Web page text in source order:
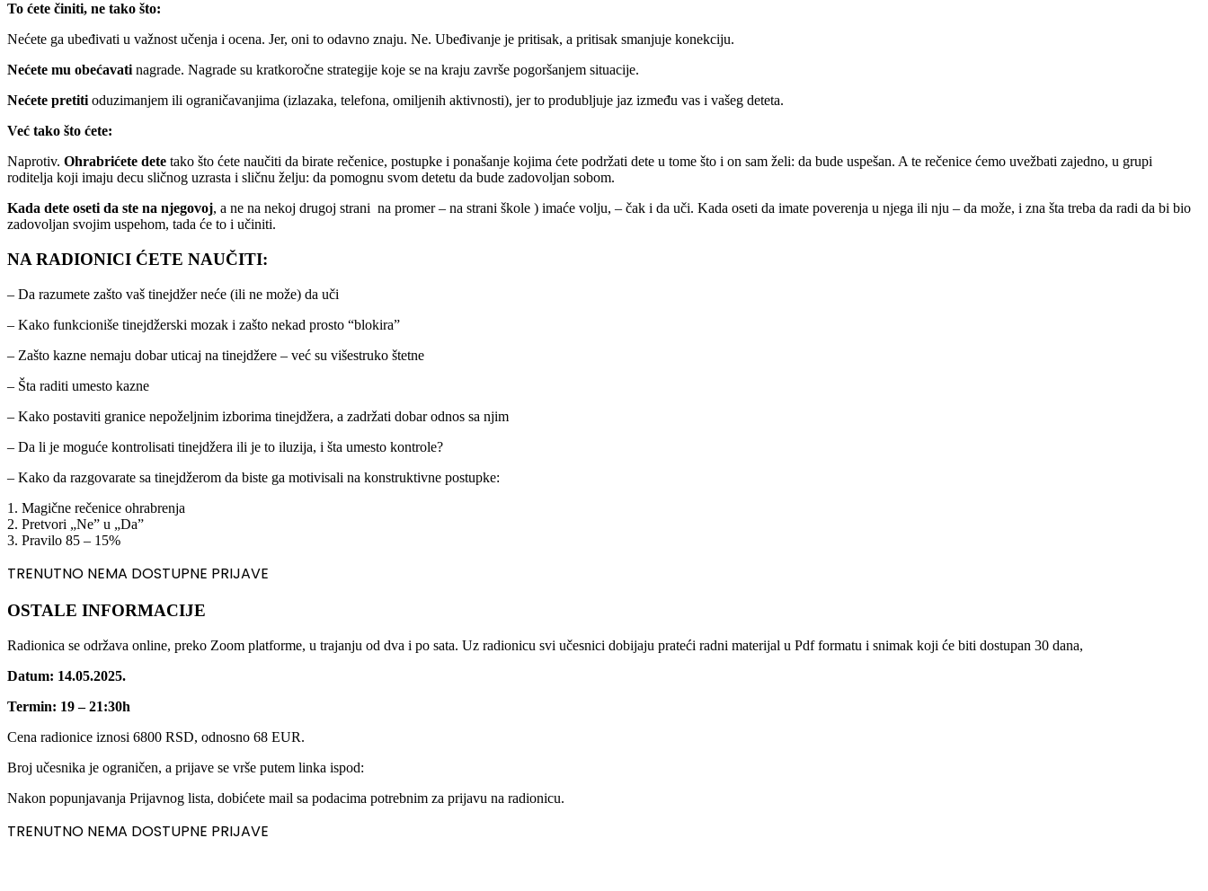
To ćete činiti, ne tako što:
Nećete ga ubeđivati u važnost učenja i ocena. Jer, oni to odavno znaju. Ne. Ubeđivanje je pritisak, a pritisak smanjuje konekciju.
Nećete mu obećavati nagrade. Nagrade su kratkoročne strategije koje se na kraju završe pogoršanjem situacije.
Nećete pretiti oduzimanjem ili ograničavanjima (izlazaka, telefona, omiljenih aktivnosti), jer to produbljuje jaz između vas i vašeg deteta.
Već tako što ćete:
Naprotiv. Ohrabrićete dete tako što ćete naučiti da birate rečenice, postupke i ponašanje kojima ćete podržati dete u tome što i on sam želi: da bude uspešan. A te rečenice ćemo uvežbati zajedno, u grupi
roditelja koji imaju decu sličnog uzrasta i sličnu želju: da pomognu svom detetu da bude zadovoljan sobom.
Kada dete oseti da ste na njegovoj, a ne na nekoj drugoj strani na promer – na strani škole ) imaće volju, – čak i da uči. Kada oseti da imate poverenja u njega ili nju – da može, i zna šta treba da radi da bi bio
zadovoljan svojim uspehom, tada će to i učiniti.
NA RADIONICI ĆETE NAUČITI:
– Da razumete zašto vaš tinejdžer neće (ili ne može) da uči
– Kako funkcioniše tinejdžerski mozak i zašto nekad prosto “blokira”
– Zašto kazne nemaju dobar uticaj na tinejdžere – već su višestruko štetne
– Šta raditi umesto kazne
– Kako postaviti granice nepoželjnim izborima tinejdžera, a zadržati dobar odnos sa njim
– Da li je moguće kontrolisati tinejdžera ili je to iluzija, i šta umesto kontrole?
– Kako da razgovarate sa tinejdžerom da biste ga motivisali na konstruktivne postupke:
1. Magične rečenice ohrabrenja
2. Pretvori „Ne” u „Da”
3. Pravilo 85 – 15%
TRENUTNO NEMA DOSTUPNE PRIJAVE
OSTALE INFORMACIJE
Radionica se održava online, preko Zoom platforme, u trajanju od dva i po sata. Uz radionicu svi učesnici dobijaju prateći radni materijal u Pdf formatu i snimak koji će biti dostupan 30 dana,
Datum: 14.05.2025.
Termin: 19 – 21:30h
Cena radionice iznosi 6800 RSD, odnosno 68 EUR.
Broj učesnika je ograničen, a prijave se vrše putem linka ispod:
Nakon popunjavanja Prijavnog lista, dobićete mail sa podacima potrebnim za prijavu na radionicu.
TRENUTNO NEMA DOSTUPNE PRIJAVE